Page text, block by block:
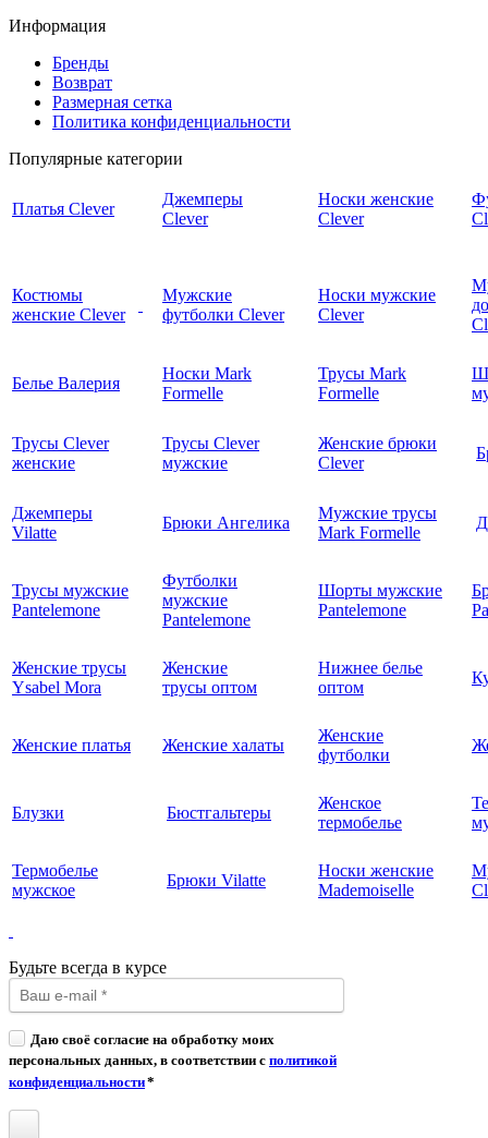
Информация
Бренды
Возврат
Размерная сетка
Политика конфиденциальности
Популярные категории
Платья Clever
Джемперы
Clever
Носки женские
Clever
Костюмы
женские Clever
Мужские
футболки Clever
Носки мужские
Clever
Белье Валерия
Носки Mark
Formelle
Трусы Mark
Formelle
Трусы Clever
женские
Трусы Clever
мужские
Женские брюки
Clever
Джемперы
Vilatte
Брюки Ангелика
Мужские трусы
Mark Formelle
Трусы мужские
Pantelemone
Футболки
мужские
Pantelemone
Шорты мужские
Pantelemone
Женские трусы
Ysabel Mora
Женские
трусы оптом
Нижнее белье
оптом
Женские платья Женские халаты
Женские
футболки
Блузки Бюстгальтеры
Женское
термобелье
Термобелье
мужское
Брюки Vilatte
Носки женские
Mademoiselle
Будьте всегда в курсе
Даю своё согласие на обработку моих
персональных данных, в соответствии с политикой
конфиденциальности*